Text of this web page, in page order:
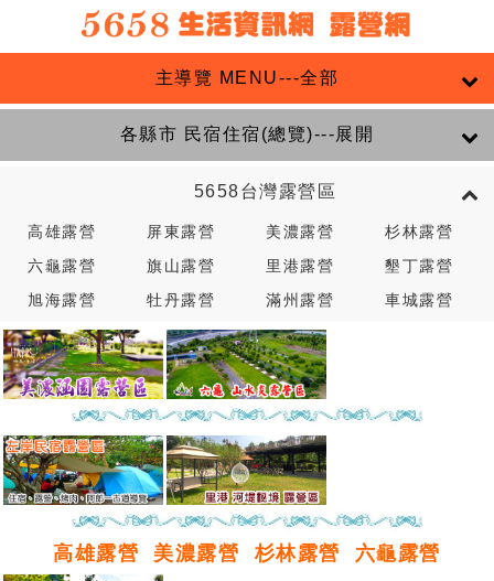
主導覽 MENU---全部
各縣市 民宿住宿(總覽)---展開
5658台灣露營區
高雄露營 屏東露營 美濃露營 杉林露營
六龜露營 旗山露營 里港露營 墾丁露營
旭海露營 牡丹露營 滿州露營 車城露營
高雄露營 美濃露營 杉林露營 六龜露營